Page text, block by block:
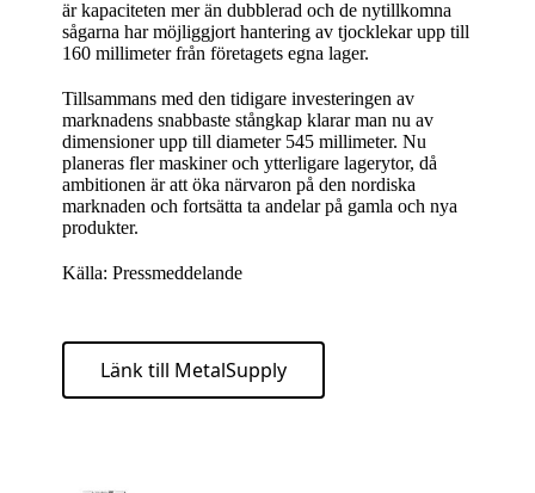
är kapaciteten mer än dubblerad och de nytillkomna
sågarna har möjliggjort hantering av tjocklekar upp till
160 millimeter från företagets egna lager.
Tillsammans med den tidigare investeringen av
marknadens snabbaste stångkap klarar man nu av
dimensioner upp till diameter 545 millimeter. Nu
planeras fler maskiner och ytterligare lagerytor, då
ambitionen är att öka närvaron på den nordiska
marknaden och fortsätta ta andelar på gamla och nya
produkter.
Källa: Pressmeddelande
Länk till MetalSupply